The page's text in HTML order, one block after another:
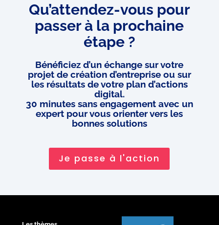
Qu’attendez-vous pour
passer à la prochaine
étape ?
Bénéficiez d’un échange sur votre
projet de création d’entreprise ou sur
les résultats de votre plan d’actions
digital.
30 minutes sans engagement avec un
expert pour vous orienter vers les
bonnes solutions
Je passe à l'action